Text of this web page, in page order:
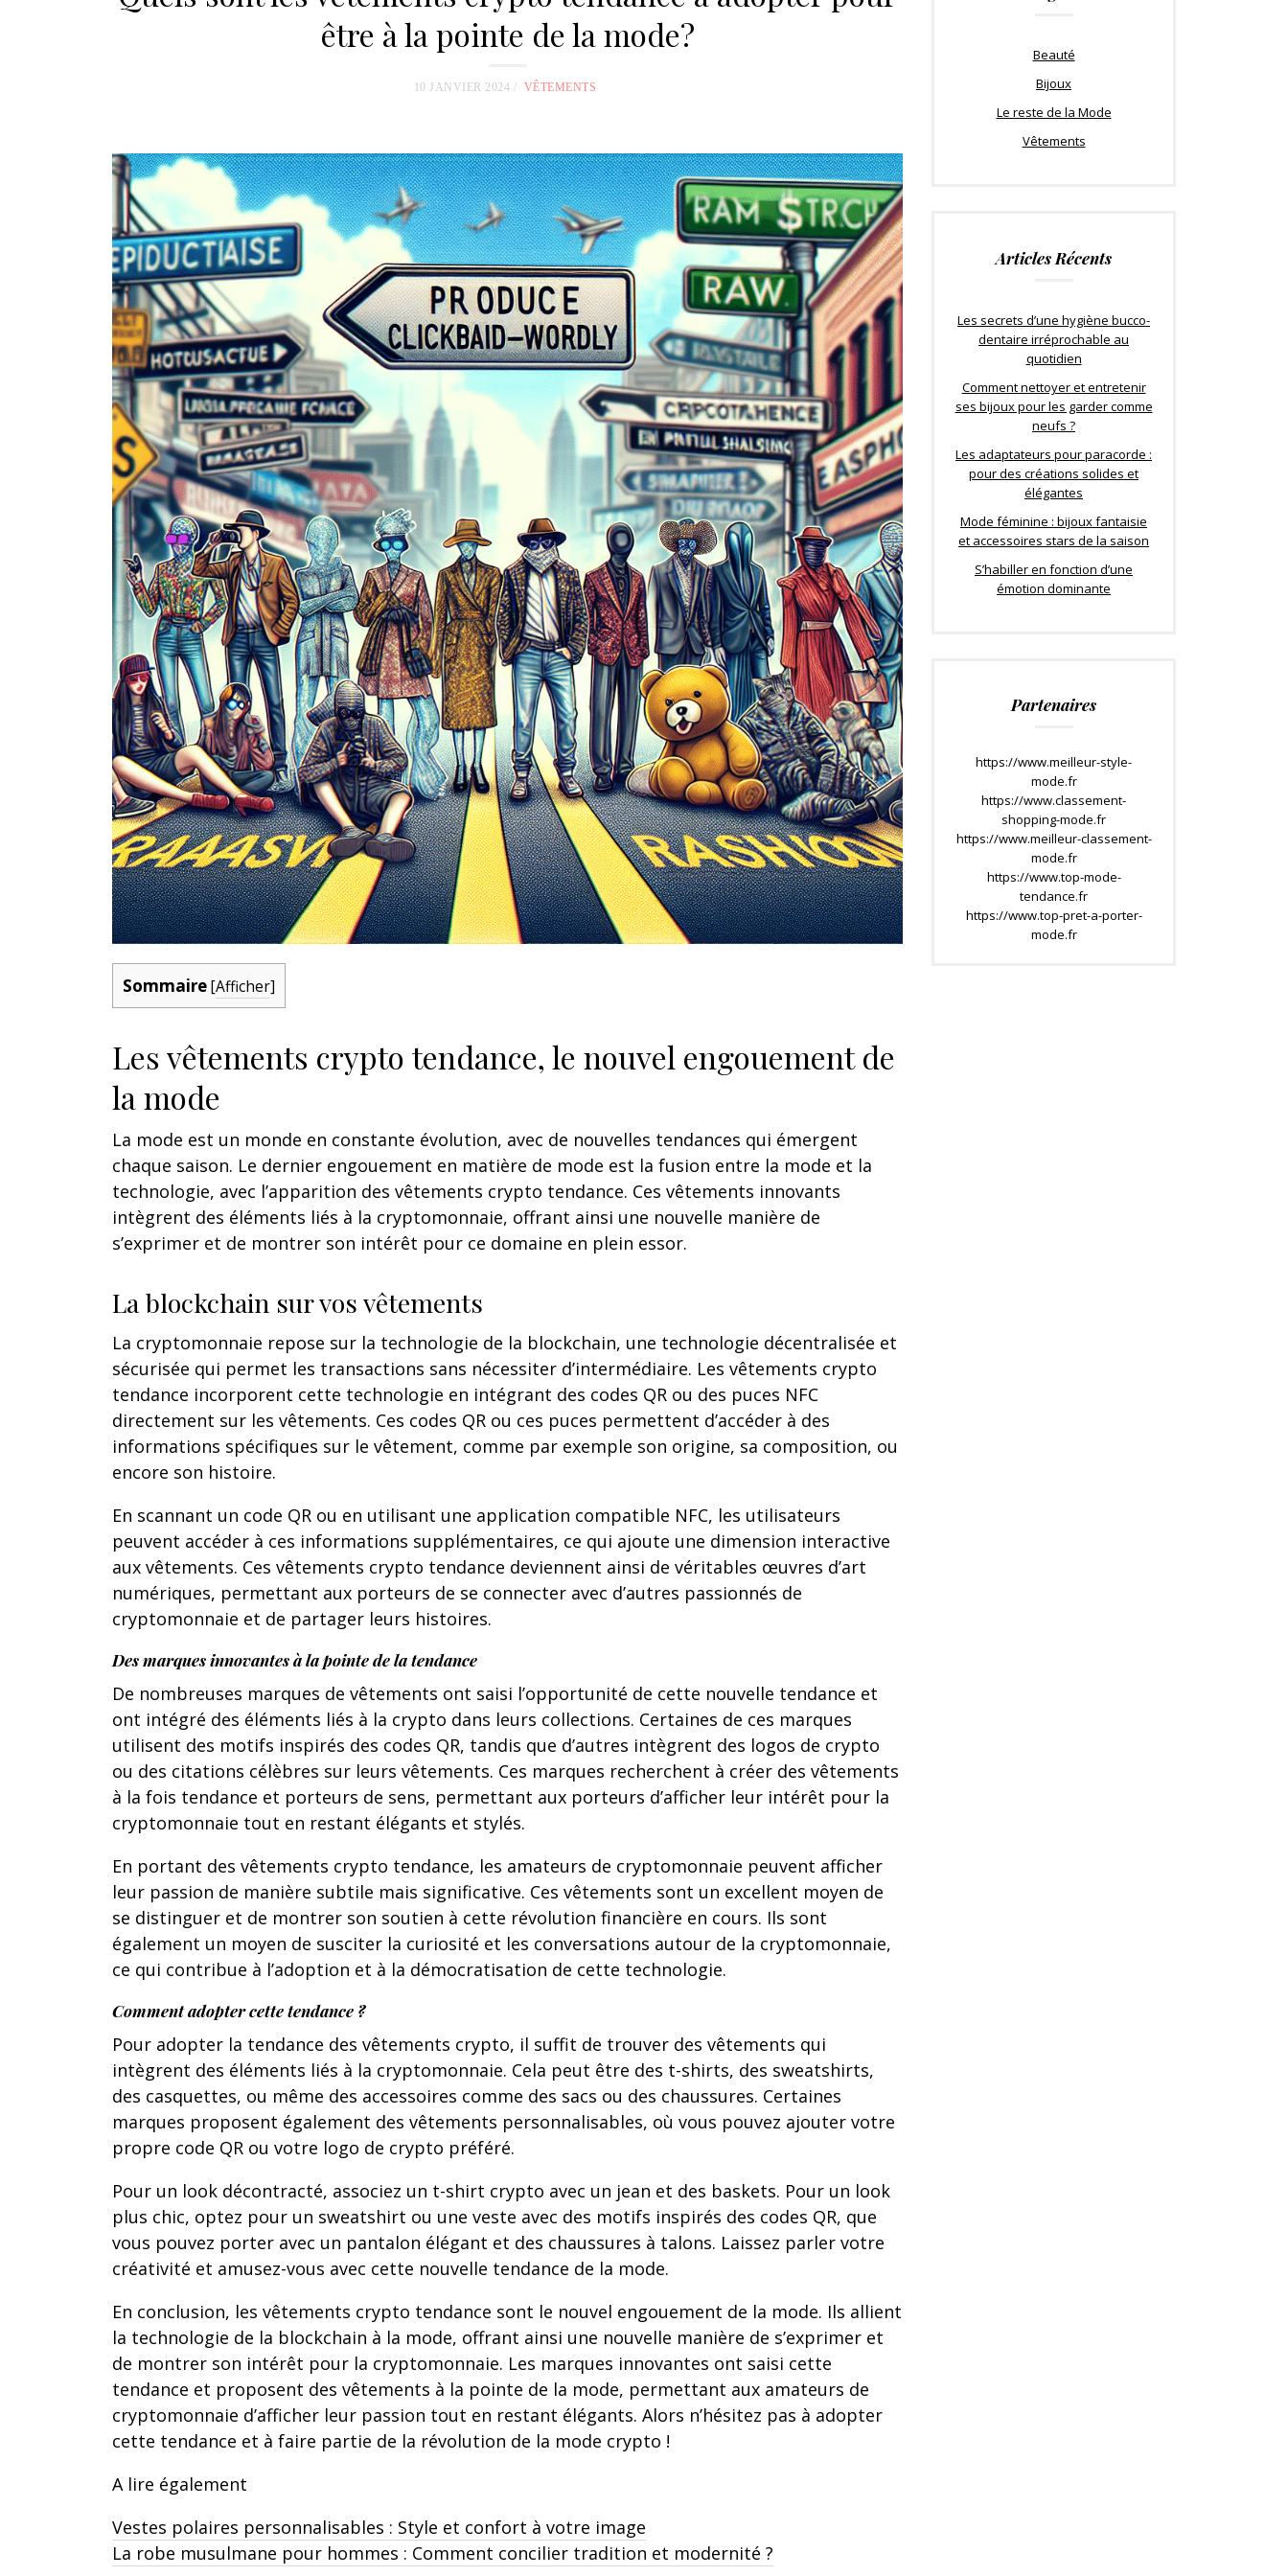
être à la pointe de la mode?
10 JANVIER 2024 VÊTEMENTS
Sommaire[Afficher]
Les vêtements crypto tendance, le nouvel engouement de
la mode
La mode est un monde en constante évolution, avec de nouvelles tendances qui émergent
chaque saison. Le dernier engouement en matière de mode est la fusion entre la mode et la
technologie, avec l’apparition des vêtements crypto tendance. Ces vêtements innovants
intègrent des éléments liés à la cryptomonnaie, offrant ainsi une nouvelle manière de
s’exprimer et de montrer son intérêt pour ce domaine en plein essor.
La blockchain sur vos vêtements
La cryptomonnaie repose sur la technologie de la blockchain, une technologie décentralisée et
sécurisée qui permet les transactions sans nécessiter d’intermédiaire. Les vêtements crypto
tendance incorporent cette technologie en intégrant des codes QR ou des puces NFC
directement sur les vêtements. Ces codes QR ou ces puces permettent d’accéder à des
informations spécifiques sur le vêtement, comme par exemple son origine, sa composition, ou
encore son histoire.
En scannant un code QR ou en utilisant une application compatible NFC, les utilisateurs
peuvent accéder à ces informations supplémentaires, ce qui ajoute une dimension interactive
aux vêtements. Ces vêtements crypto tendance deviennent ainsi de véritables œuvres d’art
numériques, permettant aux porteurs de se connecter avec d’autres passionnés de
cryptomonnaie et de partager leurs histoires.
Des marques innovantes à la pointe de la tendance
De nombreuses marques de vêtements ont saisi l’opportunité de cette nouvelle tendance et
ont intégré des éléments liés à la crypto dans leurs collections. Certaines de ces marques
utilisent des motifs inspirés des codes QR, tandis que d’autres intègrent des logos de crypto
ou des citations célèbres sur leurs vêtements. Ces marques recherchent à créer des vêtements
à la fois tendance et porteurs de sens, permettant aux porteurs d’afficher leur intérêt pour la
cryptomonnaie tout en restant élégants et stylés.
En portant des vêtements crypto tendance, les amateurs de cryptomonnaie peuvent afficher
leur passion de manière subtile mais significative. Ces vêtements sont un excellent moyen de
se distinguer et de montrer son soutien à cette révolution financière en cours. Ils sont
également un moyen de susciter la curiosité et les conversations autour de la cryptomonnaie,
ce qui contribue à l’adoption et à la démocratisation de cette technologie.
Comment adopter cette tendance ?
Pour adopter la tendance des vêtements crypto, il suffit de trouver des vêtements qui
intègrent des éléments liés à la cryptomonnaie. Cela peut être des t-shirts, des sweatshirts,
des casquettes, ou même des accessoires comme des sacs ou des chaussures. Certaines
marques proposent également des vêtements personnalisables, où vous pouvez ajouter votre
propre code QR ou votre logo de crypto préféré.
Pour un look décontracté, associez un t-shirt crypto avec un jean et des baskets. Pour un look
plus chic, optez pour un sweatshirt ou une veste avec des motifs inspirés des codes QR, que
vous pouvez porter avec un pantalon élégant et des chaussures à talons. Laissez parler votre
créativité et amusez-vous avec cette nouvelle tendance de la mode.
En conclusion, les vêtements crypto tendance sont le nouvel engouement de la mode. Ils allient
la technologie de la blockchain à la mode, offrant ainsi une nouvelle manière de s’exprimer et
de montrer son intérêt pour la cryptomonnaie. Les marques innovantes ont saisi cette
tendance et proposent des vêtements à la pointe de la mode, permettant aux amateurs de
cryptomonnaie d’afficher leur passion tout en restant élégants. Alors n’hésitez pas à adopter
cette tendance et à faire partie de la révolution de la mode crypto !
A lire également
Vestes polaires personnalisables : Style et confort à votre image
La robe musulmane pour hommes : Comment concilier tradition et modernité ?
Beauté
Bijoux
Le reste de la Mode
Vêtements
Articles Récents
Les secrets d’une hygiène bucco-
dentaire irréprochable au
quotidien
Comment nettoyer et entretenir
ses bijoux pour les garder comme
neufs ?
Les adaptateurs pour paracorde :
pour des créations solides et
élégantes
Mode féminine : bijoux fantaisie
et accessoires stars de la saison
S’habiller en fonction d’une
émotion dominante
Partenaires
https://www.meilleur-style-
mode.fr
https://www.classement-
shopping-mode.fr
https://www.meilleur-classement-
mode.fr
https://www.top-mode-
tendance.fr
https://www.top-pret-a-porter-
mode.fr